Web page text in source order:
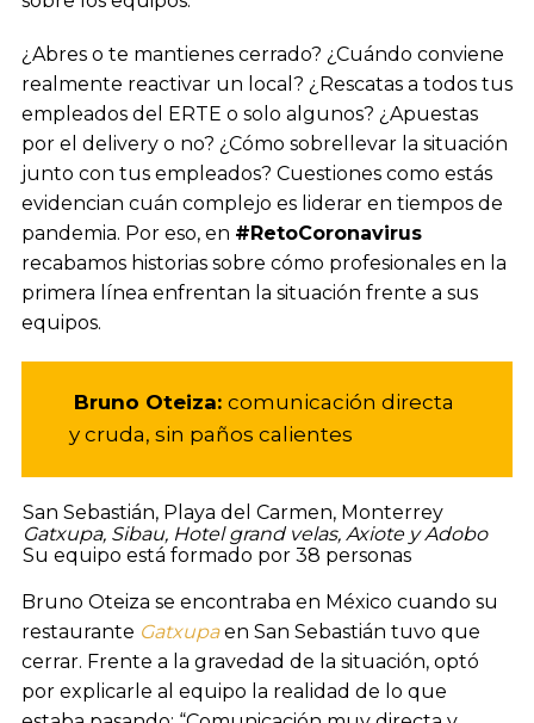
¿Abres o te mantienes cerrado? ¿Cuándo conviene
realmente reactivar un local? ¿Rescatas a todos tus
empleados del ERTE o solo algunos? ¿Apuestas
por el delivery o no? ¿Cómo sobrellevar la situación
junto con tus empleados? Cuestiones como estás
evidencian cuán complejo es liderar en tiempos de
pandemia. Por eso, en #RetoCoronavirus
recabamos historias sobre cómo profesionales en la
primera línea enfrentan la situación frente a sus
equipos.
Bruno Oteiza:comunicación directa
y cruda, sin paños calientes
San Sebastián, Playa del Carmen, Monterrey
Gatxupa, Sibau, Hotel grand velas, Axiote y Adobo
Su equipo está formado por 38 personas
Bruno Oteiza se encontraba en México cuando su
restaurante Gatxupaen San Sebastián tuvo que
cerrar. Frente a la gravedad de la situación, optó
por explicarle al equipo la realidad de lo que